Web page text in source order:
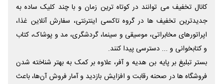
کانال تخفیف می توانند در کوتاه ترین زمان و با چند کلیک ساده به
جدیدترین تخفیف ها در گروه تاکسی اینترنتی، سفارش آنلاین غذا،
اپراتورهای مخابراتی، موسیقی و سینما، گردشگری، مد و پوشاک، کتاب
و کتابخوانی و ... دسترسی پیدا کنند.
بستر تبلیغ بر پایه بن هدیه و آفر، علاوه بر کمک به بهتر شناخته شدن
فروشگاه ها در صحنه رقابت و افزایش بازدید و آمار فروش آن‌ها، باعث